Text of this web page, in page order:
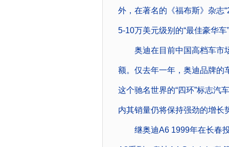
外，在著名的《福布斯》杂志
5-10万美元级别的“最佳豪华车
奥迪在目前中国高档车市场
额。仅去年一年，奥迪品牌的
这个驰名世界的“四环”标志汽
内其销量仍将保持强劲的增长
继奥迪A6 1999年在长春投